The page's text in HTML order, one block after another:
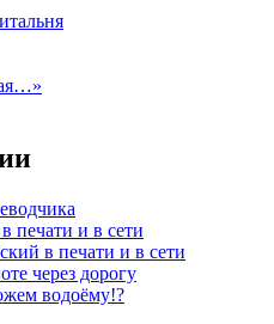
печати и в сети
в печати и в сети
через дорогу
водоёму!?